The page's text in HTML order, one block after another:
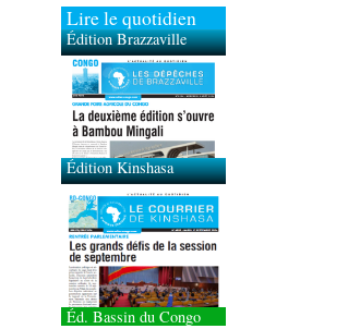
Lire le quotidien
Édition Brazzaville
Édition Kinshasa
Éd. Bassin du Congo